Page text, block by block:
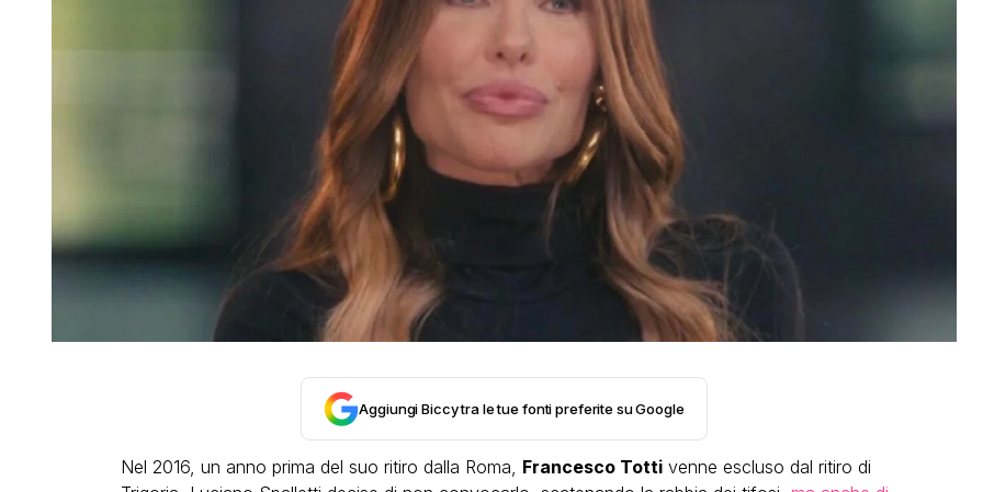
Aggiungi Biccy tra le tue fonti preferite su Google
Nel 2016, un anno prima del suo ritiro dalla Roma, Francesco Tottivenne escluso dal ritiro di